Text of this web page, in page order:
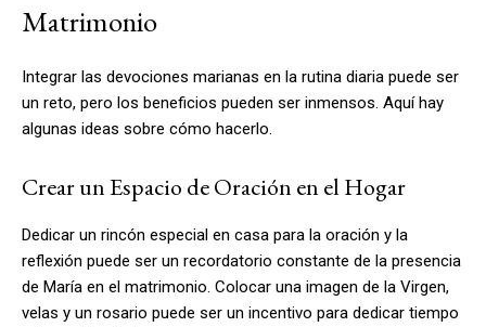
Matrimonio
Integrar las devociones marianas en la rutina diaria puede ser
un reto, pero los beneficios pueden ser inmensos. Aquí hay
algunas ideas sobre cómo hacerlo.
Crear un Espacio de Oración en el Hogar
Dedicar un rincón especial en casa para la oración y la
reflexión puede ser un recordatorio constante de la presencia
de María en el matrimonio. Colocar una imagen de la Virgen,
velas y un rosario puede ser un incentivo para dedicar tiempo